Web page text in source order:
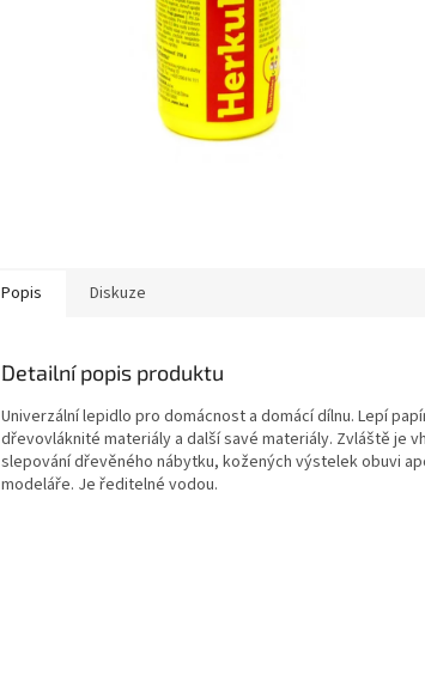
Popis Diskuze
Detailní popis produktu
Univerzální lepidlo pro domácnost a domácí dílnu. Lepí
dřevovláknité materiály a další savé materiály. Zvláště je
slepování dřevěného nábytku, kožených výstelek obuvi
modeláře. Je ředitelné vodou.